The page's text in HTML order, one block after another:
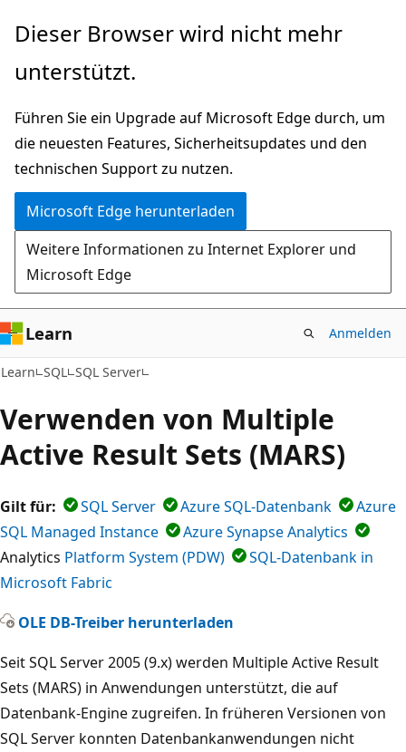
Zu
wechseln
Dieser Browser wird nicht mehr
unterstützt.
Führen Sie ein Upgrade auf Microsoft Edge durch, um
die neuesten Features, Sicherheitsupdates und den
technischen Support zu nutzen.
Microsoft Edge herunterladen
Weitere Informationen zu Internet Explorer und
Microsoft Edge
Learn Anmelden
Learn SQL SQL Server
Verwenden von Multiple
Active Result Sets (MARS)
Gilt für: SQL Server Azure SQL-Datenbank
Azure
SQL Managed Instance
Azure Synapse Analytics
Analytics Platform System (PDW)
SQL-Datenbank in
Microsoft Fabric
OLE DB-Treiber herunterladen
Seit SQL Server 2005 (9.x) werden Multiple Active Result
Sets (MARS) in Anwendungen unterstützt, die auf
Datenbank-Engine zugreifen. In früheren Versionen von
SQL Server konnten Datenbankanwendungen nicht